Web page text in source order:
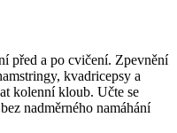
před a po cvičení. Zpevnění
kvadricepsy a
kolenní kloub. Učte se
nadměrného namáhání